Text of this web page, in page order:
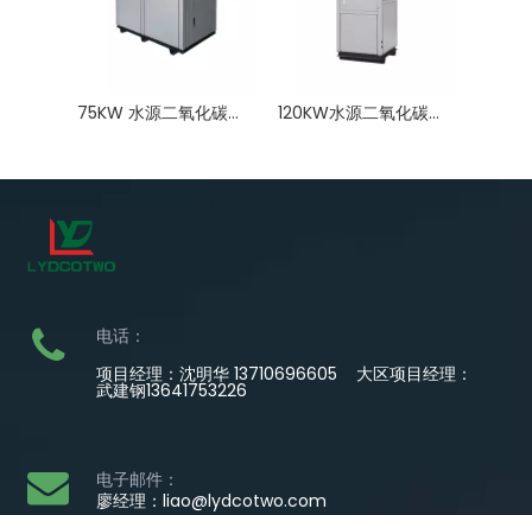
75KW 水源二氧化碳热泵，提供高温热水和免费冷冻水 120KW水源二氧化碳热泵热水器
电话：
项目经理：沈明华 13710696605 大区项目经理：
武建钢13641753226
电子邮件：
廖经理：liao@lydcotwo.com